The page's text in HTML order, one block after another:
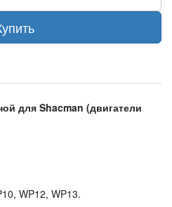
для Shacman (двигатели
WP12, WP13.